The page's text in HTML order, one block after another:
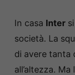
In casa Inter
società. La
di avere tanta
all’altezza.